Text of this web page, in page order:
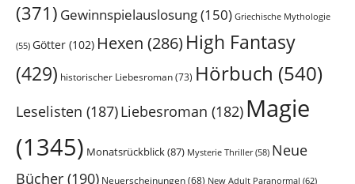
(371) Gewinnspielauslosung(150) Griechische Mythologie
(55) Götter (102) Hexen (286) High Fantasy
(429) historischer Liebesroman(73) Hörbuch (540)
Leselisten (187)Liebesroman (182) Magie
(1345) Monatsrückblick(87) Mysterie Thriller(58) Neue
Bücher (190) Neuerscheinungen(68) New Adult Paranormal (62)